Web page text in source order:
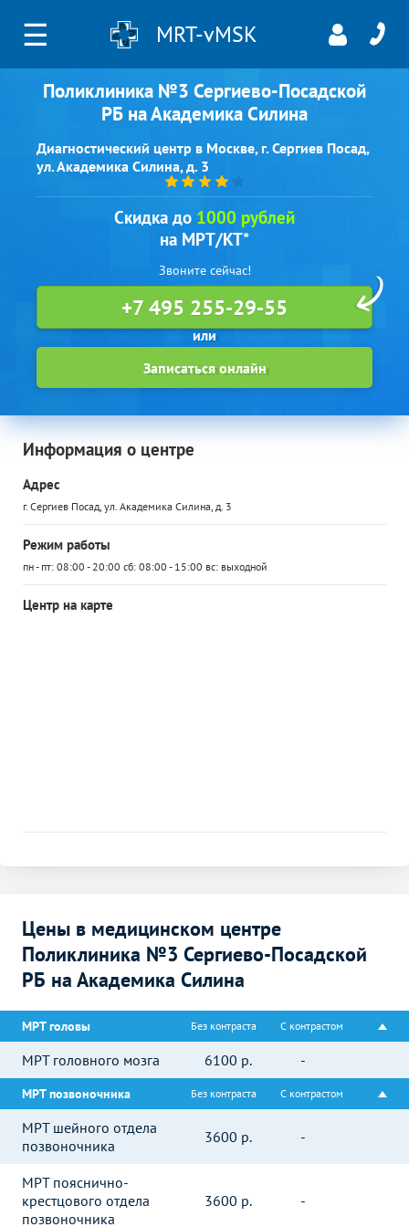
☰ MRT-vMSK
Поликлиника №3 Сергиево-Посадской
РБ на Академика Силина
Диагностический центр в Москве, г. Сергиев Посад,
ул. Академика Силина, д. 3
Скидка до 1000 рублей
на МРТ/КТ*
Звоните сейчас!
+7 495 255-29-55
Записаться онлайн
Информация о центре
Адрес
г. Сергиев Посад, ул. Академика Силина, д. 3
Режим работы
пн - пт: 08:00 - 20:00 сб: 08:00 - 15:00 вс: выходной
Центр на карте
Цены в медицинском центре
Поликлиника №3 Сергиево-Посадской
РБ на Академика Силина
МРТ головы Без контраста С контрастом
МРТ головного мозга 6100 р. -
МРТ позвоночника Без контраста С контрастом
МРТ шейного отдела
позвоночника
3600 р. -
МРТ пояснично-
крестцового отдела
позвоночника
3600 р. -